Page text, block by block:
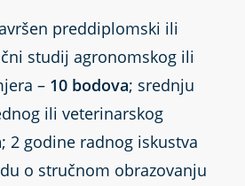
preddiplomski ili
studij agronomskog ili
– 10 bodova; srednju
ili veterinarskog
; 2 godine radnog iskustva
o stručnom obrazovanju